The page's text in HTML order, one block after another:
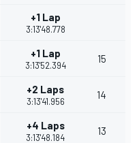
+1 Lap
3:13'48.778
+1 Lap
3:13'52.394
15
+2 Laps
3:13'41.956
14
+4 Laps
3:13'48.184
13